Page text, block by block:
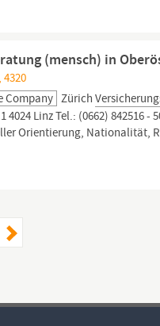
(mensch) in
Company Zürich
4024 Linz Tel.: (0662) 842516
Orientierung, Nationalität,